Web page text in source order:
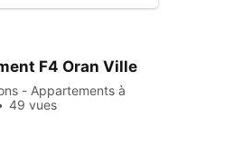
F4 Oran Ville
- Appartements à
49 vues